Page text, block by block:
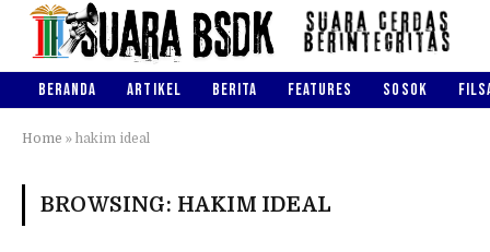
BERANDA ARTIKEL BERITA FEATURES SOSOK
Home » hakim ideal
BROWSING: HAKIM IDEAL